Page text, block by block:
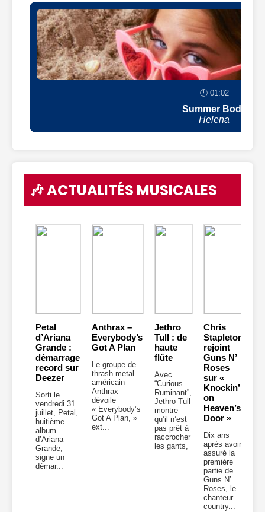
🕒 01:02
Summer Body
Helena
🎶 ACTUALITÉS MUSICALES
Petal
d’Ariana
Grande :
démarrage
record sur
Deezer
Sorti le
vendredi 31
juillet, Petal,
huitième
album
d’Ariana
Grande,
signe un
démar...
Anthrax –
Everybody’s
Got A Plan
Le groupe de
thrash metal
américain
Anthrax
dévoile
« Everybody’s
Got A Plan, »
ext...
Jethro
Tull : de
haute
flûte
Avec
“Curious
Ruminant”,
Jethro Tull
montre
qu’il n’est
pas prêt à
raccrocher
les gants,
...
Chris
Stapleton
rejoint
Guns N’
Roses
sur «
Knockin’
on
Heaven’s
Door »
Dix ans
après avoir
assuré la
première
partie de
Guns N’
Roses, le
chanteur
country...